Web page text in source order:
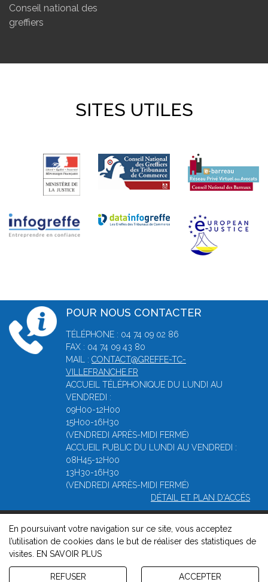
Conseil national des
greffiers
SITES UTILES
POUR NOUS CONTACTER
TÉLÉPHONE : 04 74 09 02 86
FAX : 04 74 09 43 80
MAIL : CONTACT@GREFFE-TC-
VILLEFRANCHE.FR
ACCUEIL TÉLÉPHONIQUE DU LUNDI AU
VENDREDI :
09H00-12H00
15H00-16H30
(VENDREDI APRÈS-MIDI FERMÉ)
ACCUEIL PUBLIC DU LUNDI AU VENDREDI :
08H45-12H00
13H30-16H30
(VENDREDI APRÈS-MIDI FERMÉ)
DÉTAIL ET PLAN D'ACCÈS
© 2026, Greffe du Tribunal de Commerce de Villefranche -
Mentions légales-Contact -Gestion des cookies-Politique de
confidentialité et de cookies
Version : 1.8.1
En poursuivant votre navigation sur ce site, vous acceptez
l’utilisation de cookies dans le but de réaliser des statistiques de
visites.
EN SAVOIR PLUS
REFUSER ACCEPTER